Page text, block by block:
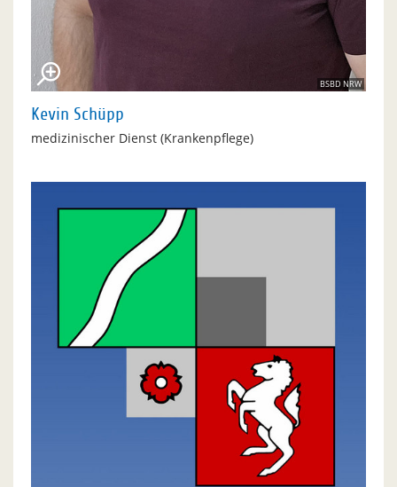
BSBD NRW
Kevin Schüpp
medizinischer Dienst (Krankenpflege)